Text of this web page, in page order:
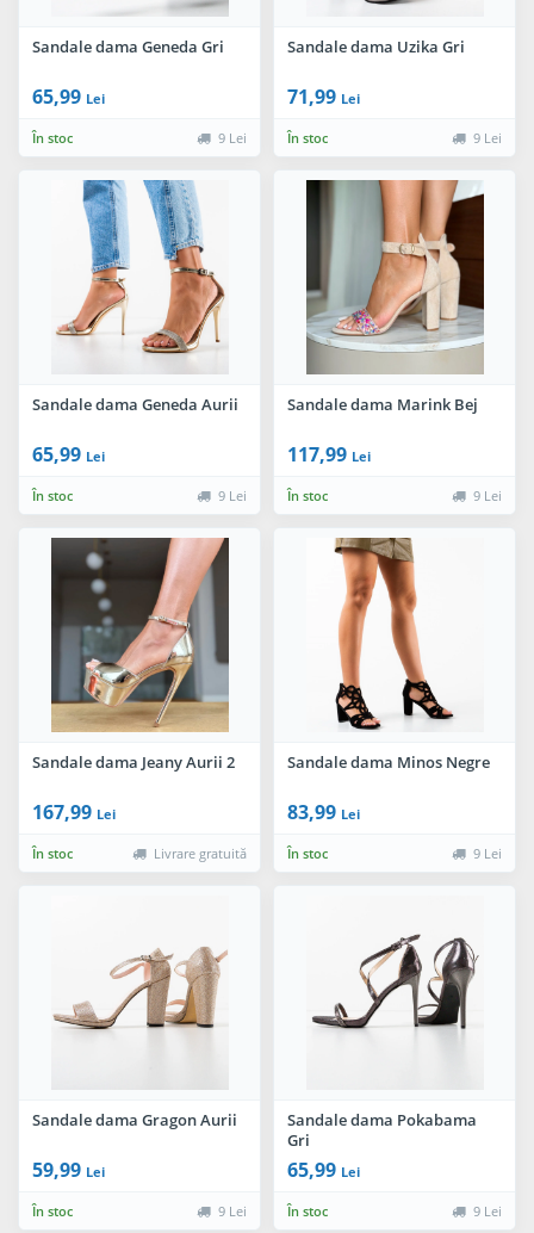
Sandale dama Geneda Gri
65,99 Lei
În stoc 9 Lei
Sandale dama Uzika Gri
71,99 Lei
În stoc 9 Lei
Sandale dama Geneda Aurii
65,99 Lei
În stoc 9 Lei
Sandale dama Marink Bej
117,99 Lei
În stoc 9 Lei
Sandale dama Jeany Aurii 2
167,99 Lei
În stoc Livrare gratuită
Sandale dama Minos Negre
83,99 Lei
În stoc 9 Lei
Sandale dama Gragon Aurii
59,99 Lei
În stoc 9 Lei
Sandale dama Pokabama
Gri
65,99 Lei
În stoc 9 Lei